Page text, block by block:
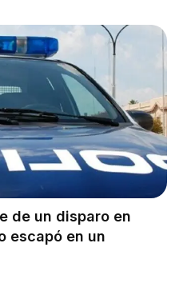
de un disparo en
escapó en un